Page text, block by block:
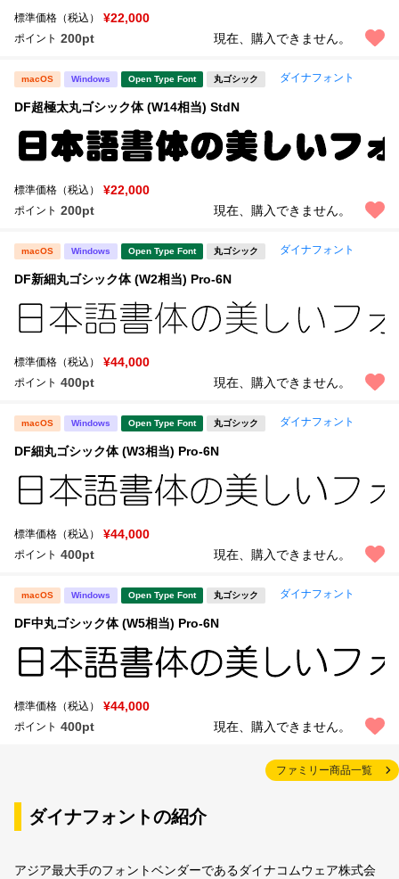
標準価格（税込） ¥22,000
ポイント 200pt 現在、購入できません。
macOS Windows Open Type Font 丸ゴシック ダイナフォント
DF超極太丸ゴシック体 (W14相当) StdN
標準価格（税込） ¥22,000
ポイント 200pt 現在、購入できません。
macOS Windows Open Type Font 丸ゴシック ダイナフォント
DF新細丸ゴシック体 (W2相当) Pro-6N
標準価格（税込） ¥44,000
ポイント 400pt 現在、購入できません。
macOS Windows Open Type Font 丸ゴシック ダイナフォント
DF細丸ゴシック体 (W3相当) Pro-6N
標準価格（税込） ¥44,000
ポイント 400pt 現在、購入できません。
macOS Windows Open Type Font 丸ゴシック ダイナフォント
DF中丸ゴシック体 (W5相当) Pro-6N
標準価格（税込） ¥44,000
ポイント 400pt 現在、購入できません。
ファミリー商品一覧
ダイナフォントの紹介
アジア最大手のフォントベンダーであるダイナコムウェア株式会